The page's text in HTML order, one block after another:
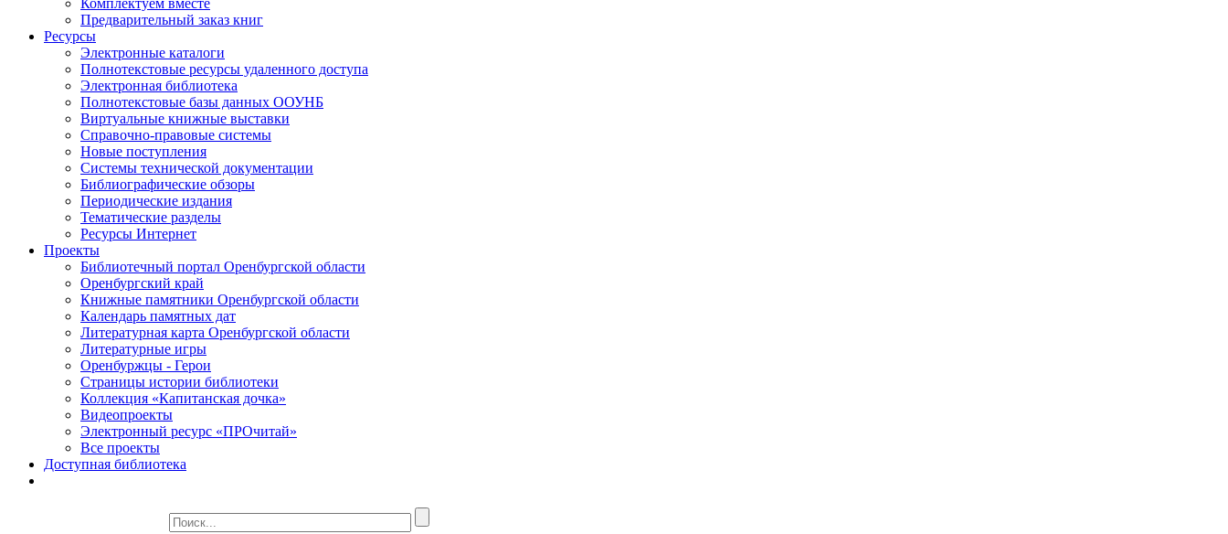
Комплектуем вместе
Предварительный заказ книг
Ресурсы
Электронные каталоги
Полнотекстовые ресурсы удаленного доступа
Электронная библиотека
Полнотекстовые базы данных ООУНБ
Виртуальные книжные выставки
Справочно-правовые системы
Новые поступления
Cистемы технической документации
Библиографические обзоры
Периодические издания
Тематические разделы
Ресурсы Интернет
Проекты
Библиотечный портал Оренбургской области
Оренбургский край
Книжные памятники Оренбургской области
Календарь памятных дат
Литературная карта Оренбургской области
Литературные игры
Оренбуржцы - Герои
Страницы истории библиотеки
Коллекция «Капитанская дочка»
Видеопроекты
Электронный ресурс «ПРОчитай»
Все проекты
Доступная библиотека